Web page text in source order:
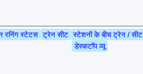
रनिंग स्टेटस ट्रेन सीट स्टेशनों के बीच ट्रेन / सीट
डेस्कटॉप व्यू